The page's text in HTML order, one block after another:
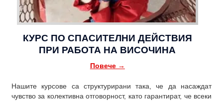
КУРС ПО СПАСИТЕЛНИ ДЕЙСТВИЯ
ПРИ РАБОТА НА ВИСОЧИНА
Повече →
Нашите курсове са структурирани така, че да насаждат
чувство за колективна отговорност, като гарантират, че всеки